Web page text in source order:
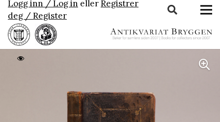
Logg inn / Log in ellerRegistrer
deg / Register